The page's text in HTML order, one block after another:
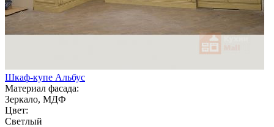
Шкаф-купе Альбус
Материал фасада:
Зеркало, МДФ
Цвет:
Светлый